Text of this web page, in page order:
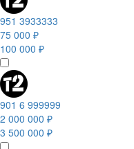
951 3933333
75 000 ₽
100 000 ₽
901 6 999999
2 000 000 ₽
3 500 000 ₽